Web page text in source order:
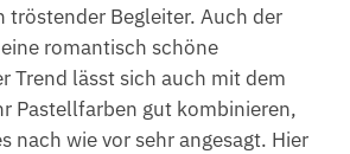
tröstender Begleiter. Auch der
romantisch schöne
Trend lässt sich auch mit dem
Pastellfarben gut kombinieren,
nach wie vor sehr angesagt. Hier